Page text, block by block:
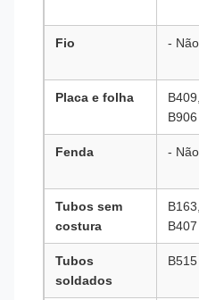
Fio - Não.
Placa e folha
B409,
B906
Fenda - Não.
Tubos sem
costura
B163,
B407
Tubos
soldados
B515